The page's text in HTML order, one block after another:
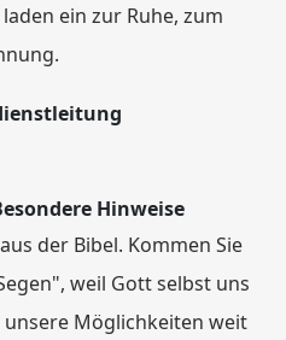
ein zur Ruhe, zum
Hinweise
der Bibel. Kommen Sie
weil Gott selbst uns
Möglichkeiten weit